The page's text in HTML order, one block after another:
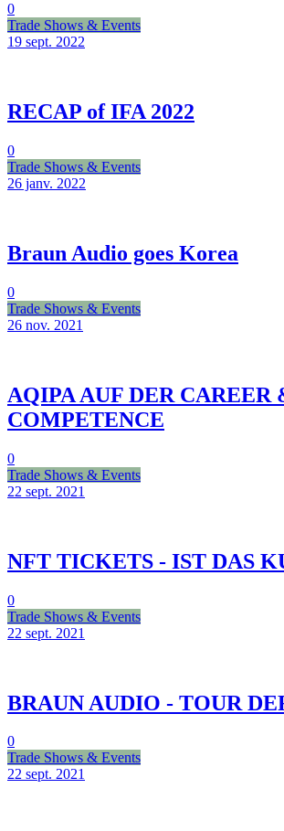
0
Trade Shows & Events
19 sept. 2022
RECAP of IFA 2022
0
Trade Shows & Events
26 janv. 2022
Braun Audio goes Korea
0
Trade Shows & Events
26 nov. 2021
AQIPA AUF DER CAREER
COMPETENCE
0
Trade Shows & Events
22 sept. 2021
NFT TICKETS - IST DAS
0
Trade Shows & Events
22 sept. 2021
BRAUN AUDIO - TOUR
0
Trade Shows & Events
22 sept. 2021